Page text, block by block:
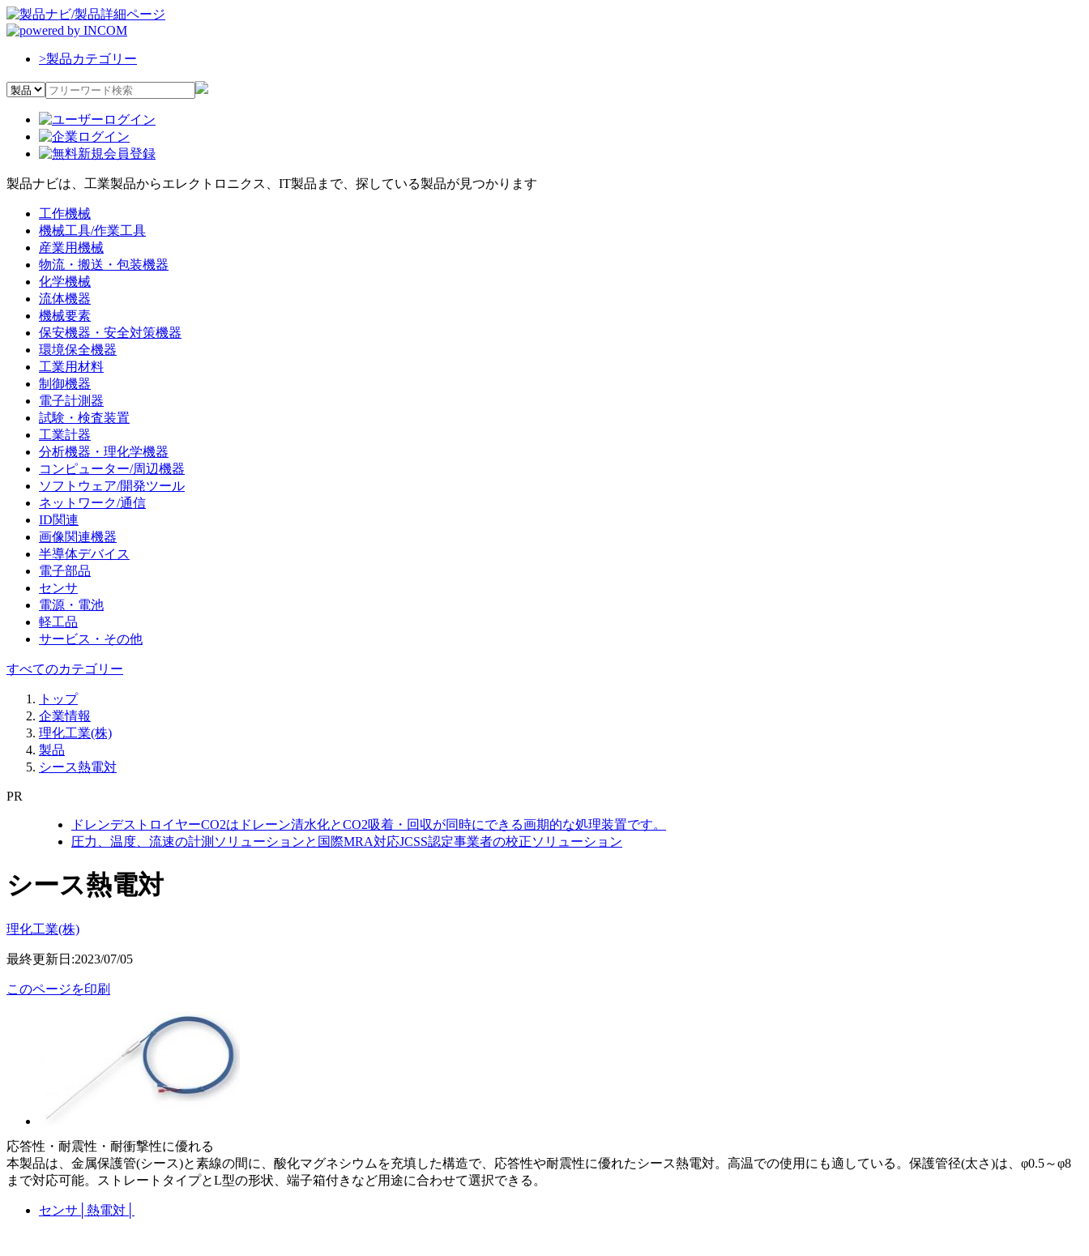
>製品カテゴリー
製品ナビは、工業製品からエレクトロニクス、IT製品まで、探している製品が見つかります
工作機械
機械工具/作業工具
産業用機械
物流・搬送・包装機器
化学機械
流体機器
機械要素
保安機器・安全対策機器
環境保全機器
工業用材料
制御機器
電子計測器
試験・検査装置
工業計器
分析機器・理化学機器
コンピューター/周辺機器
ソフトウェア/開発ツール
ネットワーク/通信
ID関連
画像関連機器
半導体デバイス
電子部品
センサ
電源・電池
軽工品
サービス・その他
すべてのカテゴリー
トップ
企業情報
理化工業(株)
製品
シース熱電対
PR
ドレンデストロイヤーCO2はドレーン清水化とCO2吸着・回収が同時にできる画期的な処理装置です。
圧力、温度、流速の計測ソリューションと国際MRA対応JCSS認定事業者の校正ソリューション
シース熱電対
理化工業(株)
最終更新日:2023/07/05
このページを印刷
応答性・耐震性・耐衝撃性に優れる
本製品は、金属保護管(シース)と素線の間に、酸化マグネシウムを充填した構造で、応答性や耐震性に優れたシース熱電対。高温での使用にも適している。保護管径(太さ)は、φ0.5～φ8
まで対応可能。ストレートタイプとL型の形状、端子箱付きなど用途に合わせて選択できる。
センサ 熱電対